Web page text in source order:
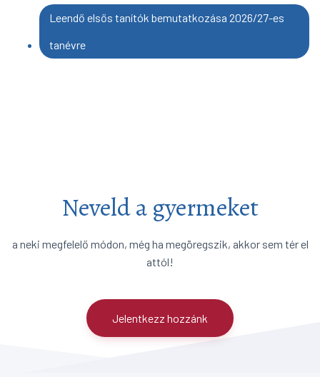
Leendő elsős tanítók bemutatkozása 2026/27-es
tanévre
Neveld a gyermeket
a neki megfelelő módon, még ha megöregszik, akkor sem tér el
attól!
Jelentkezz hozzánk